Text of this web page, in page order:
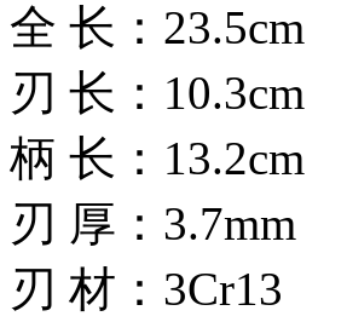
全 长：23.5cm
刃 长：10.3cm
柄 长：13.2cm
刃 厚：3.7mm
刃 材：3Cr13